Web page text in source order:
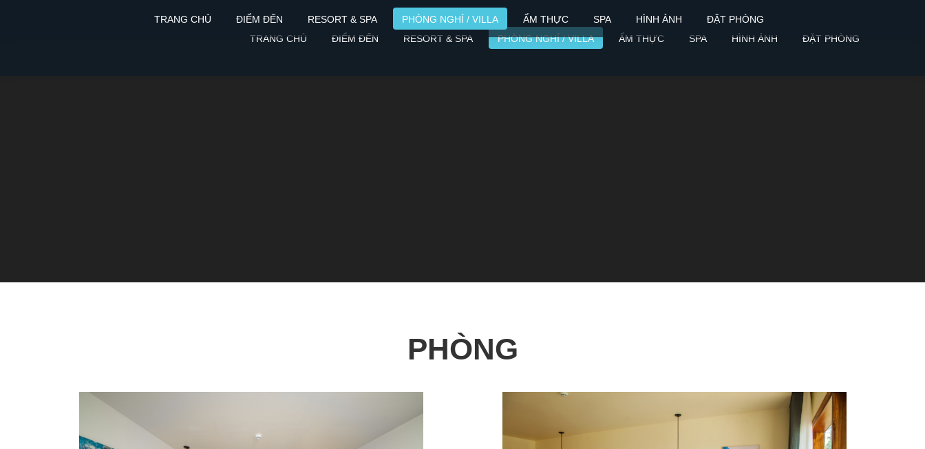
TRANG CHỦ ĐIỂM ĐẾN RESORT & SPA PHÒNG NGHỈ / VILLA ẨM THỰC SPA HÌNH ẢNH ĐẶT PHÒNG
PHÒNG
TRANG CHỦ ĐIỂM ĐẾN RESORT & SPA PHÒNG NGHỈ / VILLA ẨM THỰC SPA HÌNH ẢNH ĐẶT PHÒNG